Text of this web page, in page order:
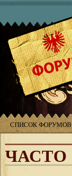
СПИСОК ФОРУМОВ
ЧАСТО